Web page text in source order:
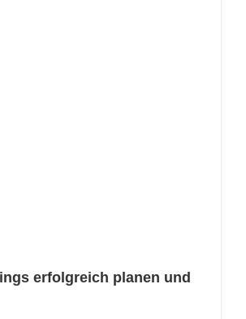
erfolgreich planen und